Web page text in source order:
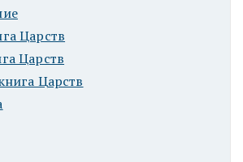
Царств
Царств
Царств